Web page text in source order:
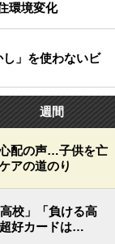
環境変化
し」を使わないビ
週間
配の声…子供を亡
アの道のり
校」「負ける高
好カードは…